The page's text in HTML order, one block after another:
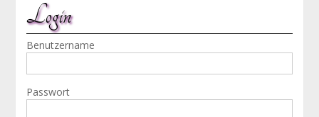
Login
Benutzername
Passwort